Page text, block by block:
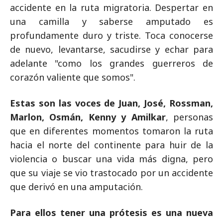
accidente en la ruta migratoria. Despertar en
una camilla y saberse amputado es
profundamente duro y triste. Toca conocerse
de nuevo, levantarse, sacudirse y echar para
adelante "como los grandes guerreros de
corazón valiente que somos".
Estas son las voces de Juan, José, Rossman,
Marlon, Osmán, Kenny y Amilkar, personas
que en diferentes momentos tomaron la ruta
hacia el norte del continente para huir de la
violencia o buscar una vida más digna, pero
que su viaje se vio trastocado por un accidente
que derivó en una amputación.
Para ellos tener una prótesis es una nueva